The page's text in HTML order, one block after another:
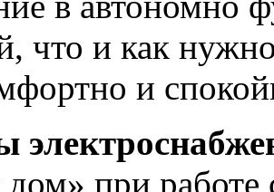
что и как
и
при работе